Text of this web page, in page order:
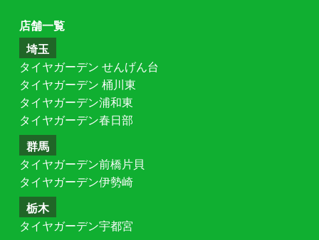
店舗一覧
埼玉
タイヤガーデン せんげん台
タイヤガーデン 桶川東
タイヤガーデン浦和東
タイヤガーデン春日部
群馬
タイヤガーデン前橋片貝
タイヤガーデン伊勢崎
栃木
タイヤガーデン宇都宮